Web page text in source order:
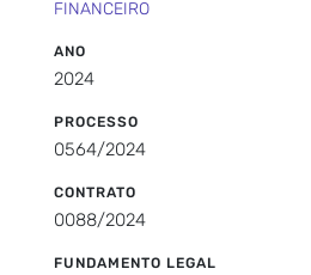
FINANCEIRO
ANO
2024
PROCESSO
0564/2024
CONTRATO
0088/2024
FUNDAMENTO LEGAL